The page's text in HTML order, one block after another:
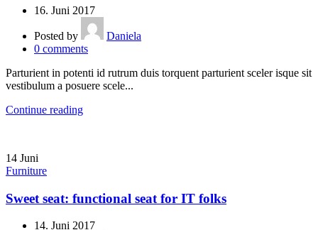
16. Juni 2017
Posted by
Daniela
0 comments
Parturient in potenti id rutrum duis torquent parturient sceler isque sit
vestibulum a posuere scele...
Continue reading
14 Juni
Furniture
Sweet seat: functional seat for IT folks
14. Juni 2017